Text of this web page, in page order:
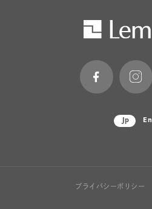
Jp En
プライバシーポリシー